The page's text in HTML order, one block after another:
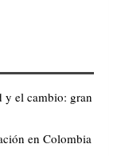
y el cambio: gran
en Colombia